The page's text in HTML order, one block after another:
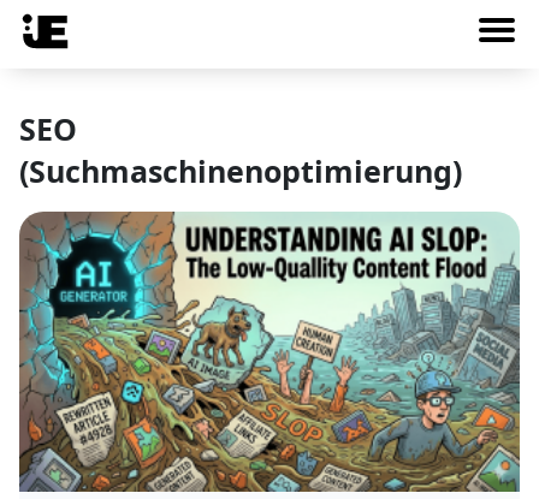
SEO
(Suchmaschinenoptimierung)